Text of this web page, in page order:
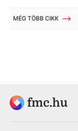
MÉG TÖBB CIKK
fmc.hu